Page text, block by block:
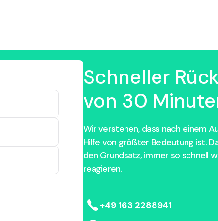
Schneller
von 30
Wir verstehen, dass nach einem
Hilfe von größter Bedeutung ist.
den Grundsatz, immer so schnell
reagieren.
+49 163 2288941